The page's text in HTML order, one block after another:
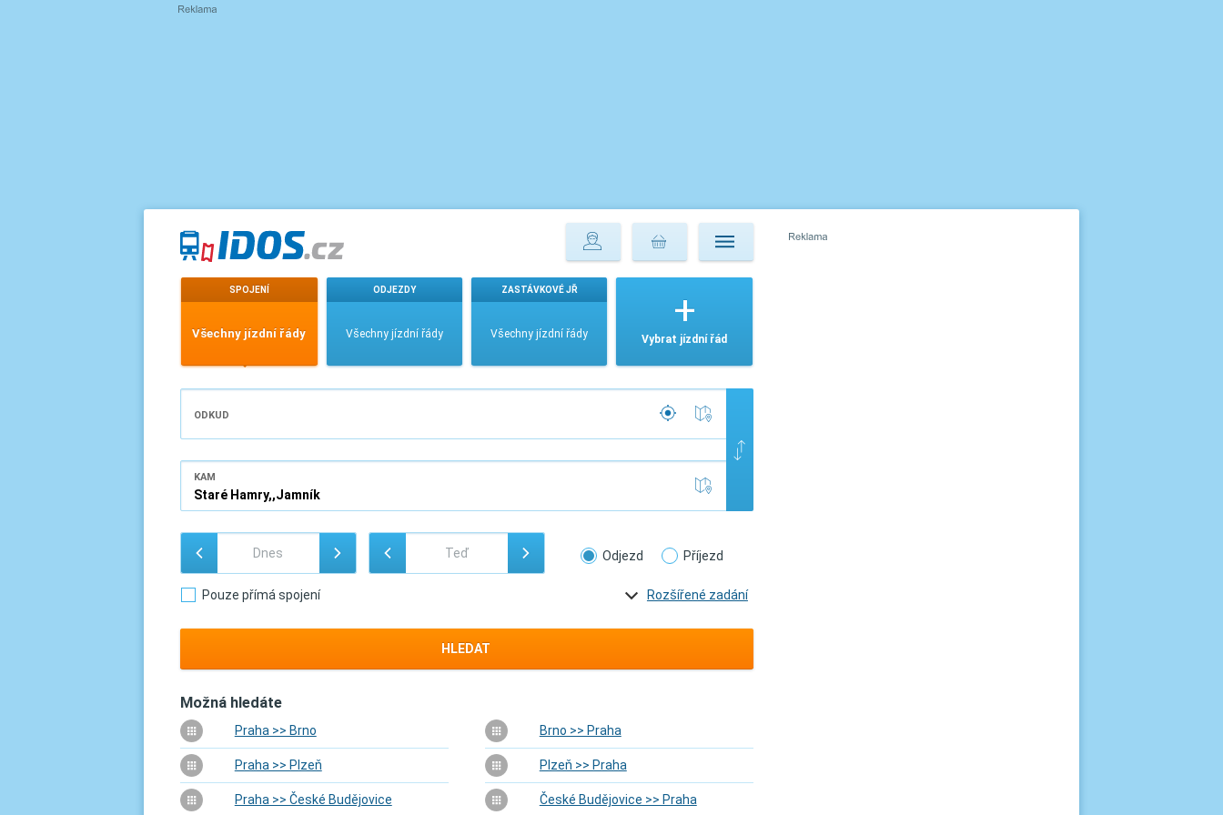
SPOJENÍ
Všechny jízdní řády
ODJEZDY
Všechny jízdní řády
ZASTÁVKOVÉ JŘ
Všechny jízdní řády Vybrat jízdní řád
ODKUD
KAM
Odjezd Příjezd
Pouze přímá spojení Rozšířené zadání
HLEDAT
Možná hledáte
Praha >> Brno Brno >> Praha
Praha >> Plzeň Plzeň >> Praha
Praha >> České Budějovice České Budějovice >> Praha